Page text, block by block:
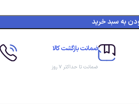
به سبد خرید
ضمانت بازگشت کالا
ضمانت تا حداکثر ۷ روز